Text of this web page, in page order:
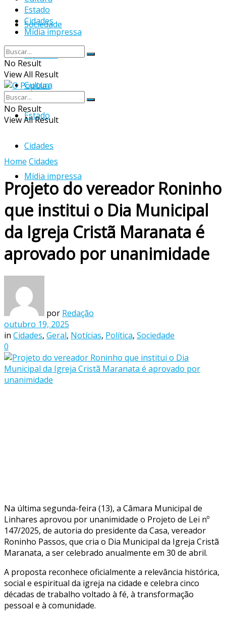
Sociedade
Esportes
Cultura
Estado
Cidades
Mídia impressa
Estado
Cidades
Mídia impressa
No Result
View All Result
No Result
View All Result
Home Cidades
Projeto do vereador Roninho
que institui o Dia Municipal
da Igreja Cristã Maranata é
aprovado por unanimidade
por Redação
outubro 19, 2025
in Cidades, Geral, Notícias, Política, Sociedade
0
Na última segunda-feira (13), a Câmara Municipal de
Linhares aprovou por unanimidade o Projeto de Lei nº
147/2025, de autoria do presidente da Casa, vereador
Roninho Passos, que cria o Dia Municipal da Igreja Cristã
Maranata, a ser celebrado anualmente em 30 de abril.
A proposta reconhece oficialmente a relevância histórica,
social e espiritual da igreja na cidade e celebra cinco
décadas de trabalho voltado à fé, à transformação
pessoal e à comunidade.